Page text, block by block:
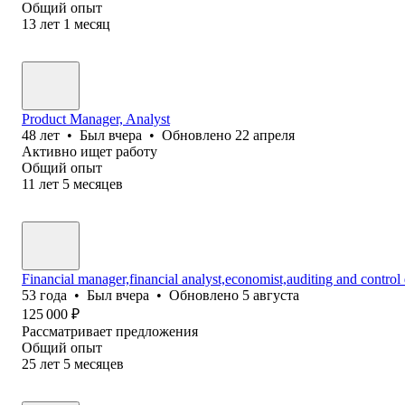
Общий опыт
13 лет 1 месяц
Product Manager, Analyst
48 лет • Был вчера • Обновлено 22 апреля
Активно ищет работу
Общий опыт
11 лет 5 месяцев
Financial manager,financial analyst,economist,auditing and control
53 года • Был вчера • Обновлено 5 августа
125 000 ₽
Рассматривает предложения
Общий опыт
25 лет 5 месяцев